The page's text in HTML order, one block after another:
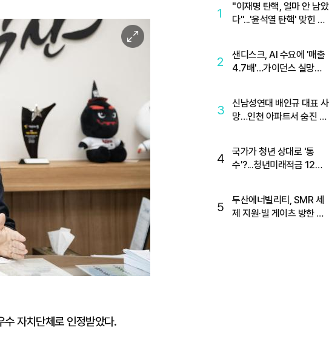
이
미
자치단체로 인정받았다.
1
"이재명 탄핵, 얼마 안 남았
다"...'윤석열 탄핵' 맞힌 무
2
샌디스크, AI 수요에 '매출
4.7배'…가이던스 실망에
3
신남성연대 배인규 대표 사
망…인천 아파트서 숨진 채
4
국가가 청년 상대로 '통
수'?...청년미래적금 12%
5
두산에너빌리티, SMR 세
제 지원·빌 게이츠 방한 기